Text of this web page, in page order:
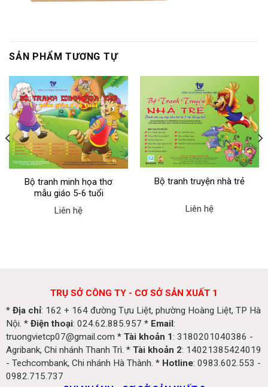
SẢN PHẨM TƯƠNG TỰ
Bộ tranh minh họa thơ
mẫu giáo 5-6 tuổi
Liên hệ
Bộ tranh truyện nhà trẻ
Liên hệ
TRỤ SỞ CÔNG TY - CƠ SỞ SẢN XUẤT 1
* Địa chỉ: 162 + 164 đường Tựu Liệt, phường Hoàng Liệt, TP Hà
Nội. * Điện thoại: 024.62.885.957 * Email :
truongvietcp07@gmail.com * Tài khoản 1: 3180201040386 -
Agribank, Chi nhánh Thanh Trì. * Tài khoản 2: 14021385424019
- Techcombank, Chi nhánh Hà Thành. * Hotline: 0983.602.553 -
0982.715.737